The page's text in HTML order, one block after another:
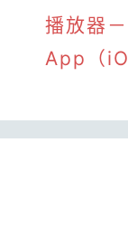
播放器
App（